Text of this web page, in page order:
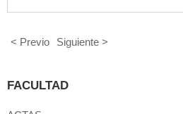
< Previo Siguiente >
FACULTAD